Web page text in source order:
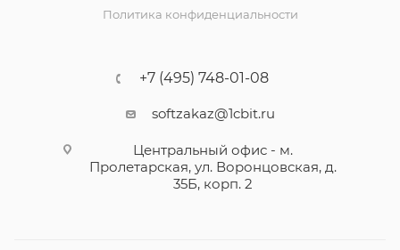
Политика конфиденциальности
+7 (495) 748-01-08
softzakaz@1cbit.ru
Центральный офис - м.
Пролетарская, ул. Воронцовская, д.
35Б, корп. 2